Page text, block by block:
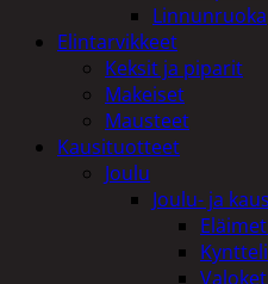
Linnunruoka
Elintarvikkeet
Keksit ja piparit
Makeiset
Mausteet
Kausituotteet
Joulu
Joulu- ja